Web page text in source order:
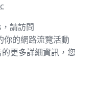
請訪問
的網路流覽活動
更多詳細資訊，您